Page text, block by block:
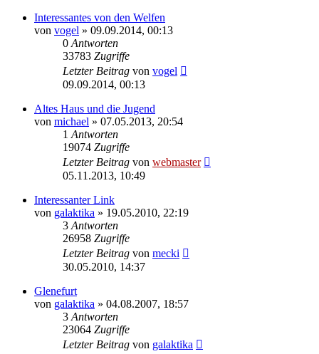
Interessantes von den Welfen
von vogel » 09.09.2014, 00:13
0 Antworten
33783 Zugriffe
Letzter Beitrag von vogel
09.09.2014, 00:13
Altes Haus und die Jugend
von michael » 07.05.2013, 20:54
1 Antworten
19074 Zugriffe
Letzter Beitrag von webmaster
05.11.2013, 10:49
Interessanter Link
von galaktika » 19.05.2010, 22:19
3 Antworten
26958 Zugriffe
Letzter Beitrag von mecki
30.05.2010, 14:37
Glenefurt
von galaktika » 04.08.2007, 18:57
3 Antworten
23064 Zugriffe
Letzter Beitrag von galaktika